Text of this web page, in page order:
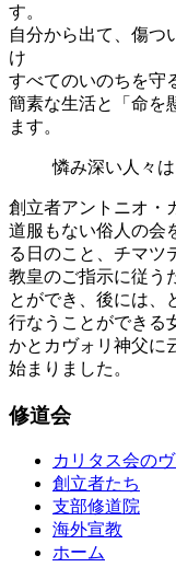
す。
自分から出て、傷つ
け
すべてのいのちを守
簡素な生活と「命を
ます。
憐み深い人々
創立者アントニオ・
道服もない俗人の会
る日のこと、チマツ
教皇のご指示に従う
とができ、後には、
行なうことができる
かとカヴォリ神父に
始まりました。
修道会
カリタス会の
創立者たち
支部修道院
海外宣教
ホーム